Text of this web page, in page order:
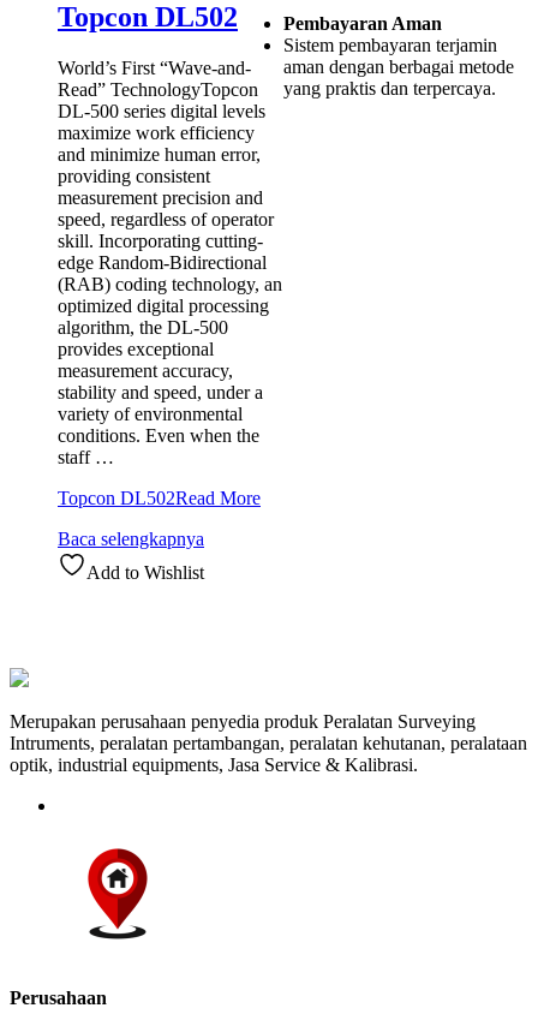
Topcon DL502
World’s First “Wave-and-
Read” TechnologyTopcon
DL-500 series digital levels
maximize work efficiency
and minimize human error,
providing consistent
measurement precision and
speed, regardless of operator
skill. Incorporating cutting-
edge Random-Bidirectional
(RAB) coding technology, an
optimized digital processing
algorithm, the DL-500
provides exceptional
measurement accuracy,
stability and speed, under a
variety of environmental
conditions. Even when the
staff …
Topcon DL502Read More
Baca selengkapnya
Add to Wishlist
Pembayaran Aman
Sistem pembayaran terjamin
aman dengan berbagai metode
yang praktis dan terpercaya.
Merupakan perusahaan penyedia produk Peralatan Surveying
Intruments, peralatan pertambangan, peralatan kehutanan, peralataan
optik, industrial equipments, Jasa Service & Kalibrasi.
Perusahaan